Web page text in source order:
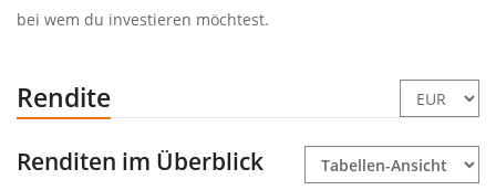
bei wem du investieren möchtest.
Rendite
Renditen im Überblick